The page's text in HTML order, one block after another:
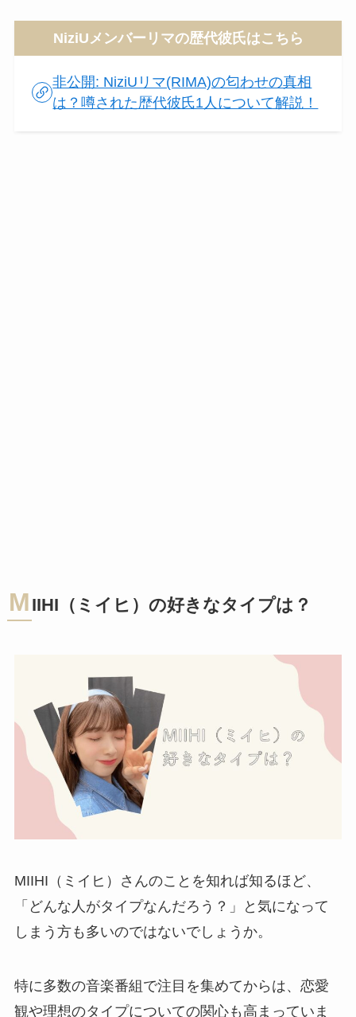
NiziUメンバーリマの歴代彼氏はこちら
非公開: NiziUリマ(RIMA)の匂わせの真相
は？噂された歴代彼氏1人について解説！
M IIHI（ミイヒ）の好きなタイプは？
MIIHI（ミイヒ）さんのことを知れば知るほど、
「どんな人がタイプなんだろう？」と気になって
しまう方も多いのではないでしょうか。
特に多数の音楽番組で注目を集めてからは、恋愛
観や理想のタイプについての関心も高まっていま